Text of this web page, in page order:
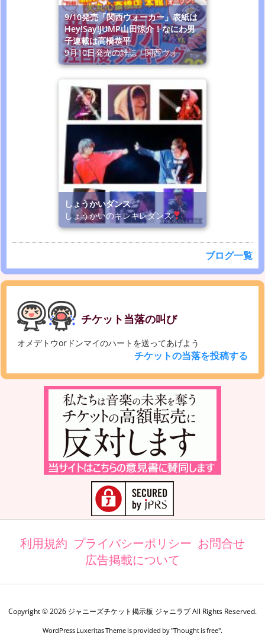
9/10発売「関西ウォーカー」表紙は
Hey!Say!JUMP山田涼介！なにわ男
子連載は高橋恭平
9月10日発売の雑誌「関西ウォ
しょうかいダンス
しょうかいのキレキレダンス
ブログ一覧
チケット当落の叫び
オメデトウorドンマイのハートを送ってあげよう
チケットの当落を投稿する
利用規約 プライバシーポリシー お問合せ
広告掲載について
Copyright ©2026 ジャニーズチケット掲示板 ジャニラブAll Rights Reserved.
WordPress Luxeritas Theme is provided by "Thought is free".